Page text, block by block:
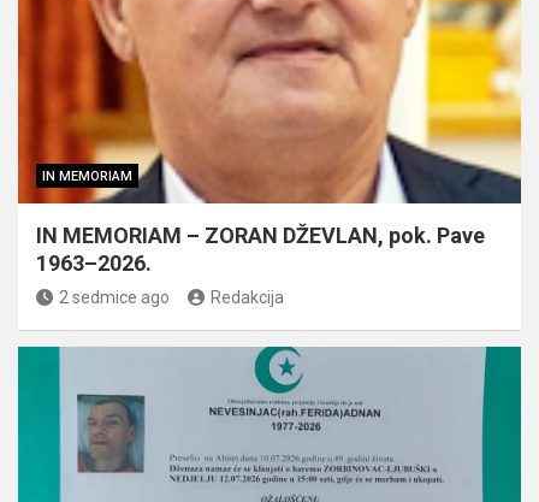
IN MEMORIAM
IN MEMORIAM – ZORAN DŽEVLAN, pok. Pave
1963–2026.
2 sedmice ago Redakcija